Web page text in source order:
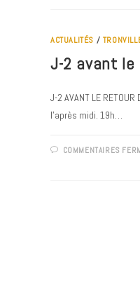
ACTUALITÉS /
J-2 avant le
J-2 AVANT LE
l'après midi. 19h…
COMMENTAIRES